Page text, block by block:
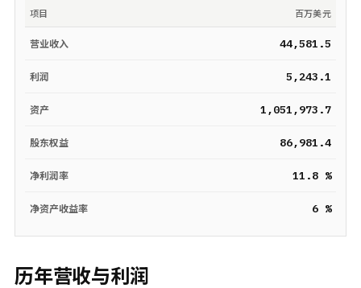
项目 百万美元
营业收入 44,581.5
利润 5,243.1
资产 1,051,973.7
股东权益 86,981.4
净利润率 11.8 %
净资产收益率 6 %
历年营收与利润